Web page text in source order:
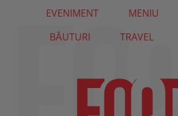
EVENIMENT MENIU
BĂUTURI
TRAVEL